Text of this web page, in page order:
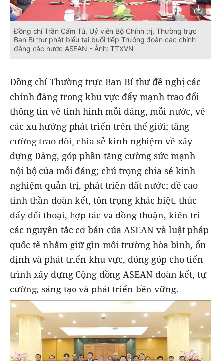
Đồng chí Trần Cẩm Tú, Uỷ viên Bộ Chính trị, Thường trực
Ban Bí thư phát biểu tại buổi tiếp Trưởng đoàn các chính
đảng các nước ASEAN - Ảnh: TTXVN
Đồng chí Thường trực Ban Bí thư đề nghị các
chính đảng trong khu vực đẩy mạnh trao đổi
thông tin về tình hình mỗi đảng, mỗi nước, về
các xu hướng phát triển trên thế giới; tăng
cường trao đổi, chia sẻ kinh nghiệm về xây
dựng Đảng, góp phần tăng cường sức mạnh
nội bộ của mỗi đảng; chú trọng chia sẻ kinh
nghiệm quản trị, phát triển đất nước; đề cao
tinh thần đoàn kết, tôn trọng khác biệt, thúc
đẩy đối thoại, hợp tác và đồng thuận, kiên trì
các nguyên tắc cơ bản của ASEAN và luật pháp
quốc tế nhằm giữ gìn môi trường hòa bình, ổn
định và phát triển khu vực, đóng góp cho tiến
trình xây dựng Cộng đồng ASEAN đoàn kết, tự
cường, sáng tạo và phát triển bền vững.